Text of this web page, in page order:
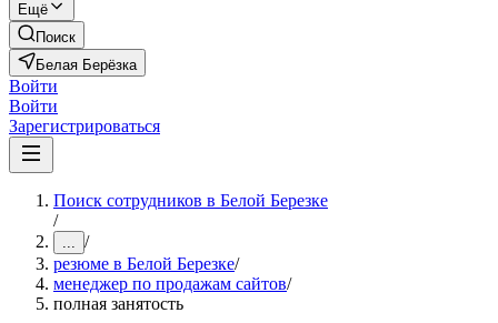
Ещё
Поиск
Белая Берёзка
Войти
Войти
Зарегистрироваться
Поиск сотрудников в Белой Березке
/
... /
резюме в Белой Березке/
менеджер по продажам сайтов/
полная занятость